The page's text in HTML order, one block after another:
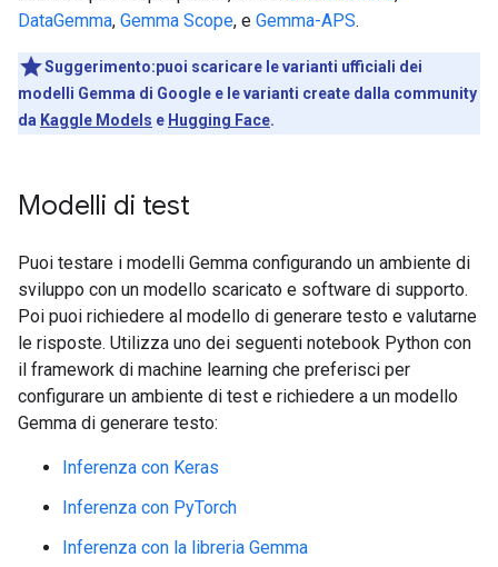
DataGemma, Gemma Scope, e Gemma-APS.
Suggerimento:puoi scaricare le varianti ufficiali dei
modelli Gemma di Google e le varianti create dalla community
da Kaggle Models e Hugging Face.
Modelli di test
Puoi testare i modelli Gemma configurando un ambiente di
sviluppo con un modello scaricato e software di supporto.
Poi puoi richiedere al modello di generare testo e valutarne
le risposte. Utilizza uno dei seguenti notebook Python con
il framework di machine learning che preferisci per
configurare un ambiente di test e richiedere a un modello
Gemma di generare testo:
Inferenza con Keras
Inferenza con PyTorch
Inferenza con la libreria Gemma